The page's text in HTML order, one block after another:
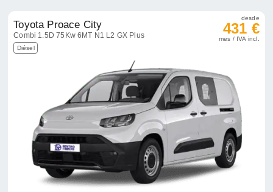
Toyota Proace City
Combi 1.5D 75Kw 6MT N1 L2 GX Plus
Diésel
desde
431 €
mes / IVA incl.